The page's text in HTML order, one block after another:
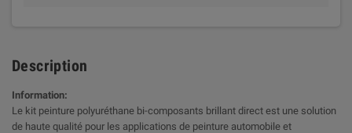
Description
Information:
Le kit peinture polyuréthane bi-composants brillant direct est une solution
de haute qualité pour les applications de peinture automobile et